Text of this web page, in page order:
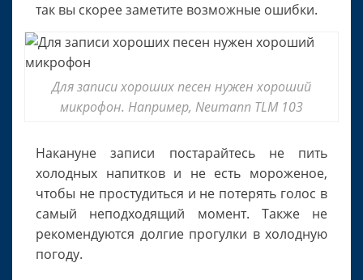
так вы скорее заметите возможные ошибки.
Для записи хороших песен нужен хороший
микрофон. Например, Neumann TLM 103
Накануне записи постарайтесь не пить
холодных напитков и не есть мороженое,
чтобы не простудиться и не потерять голос в
самый неподходящий момент. Также не
рекомендуются долгие прогулки в холодную
погоду.